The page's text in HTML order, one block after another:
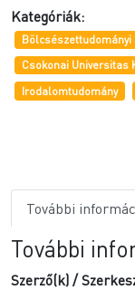
Kategóriák:
Bölcsészettudományi
Csokonai Universitas
Irodalomtudomány
További
További
Szerző(k) /